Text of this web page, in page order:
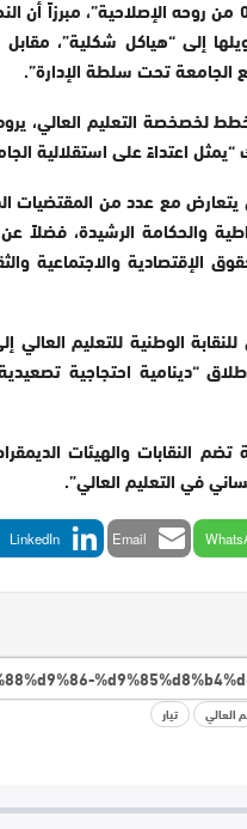
وانتقد المصدر نفسه ما أسماه “تفريغاً للقانون
إلى “هياكل شكلية”،
الجامعة تحت سلطة الإدارة”.
لخصخصة التعليم العالي،
اعتداءً على استقلالية
والحكامة الرشيدة، فضلاً عن
الإقتصادية والاجتماعية
الوطنية للتعليم
“دينامية احتجاجية
النقابات والهيئات
في التعليم العالي”.
Email
LinkedIn
العالي تيار